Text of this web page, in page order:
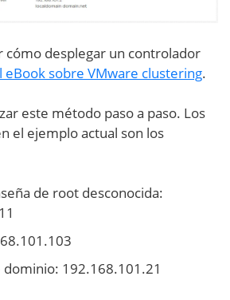
cómo desplegar un controlador
eBook sobre VMware clustering.
este método paso a paso. Los
el ejemplo actual son los
de root desconocida:
192.168.101.21